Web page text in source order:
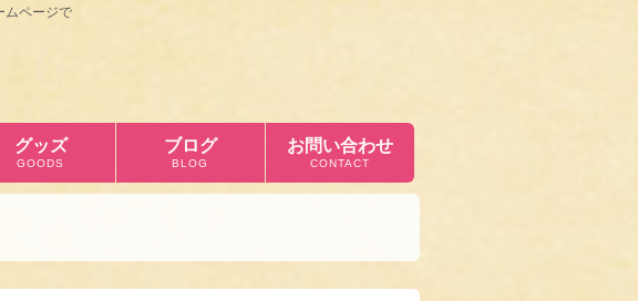
ムページで
グッズ
GOODS
ブログ
BLOG
お問い合わせ
CONTACT